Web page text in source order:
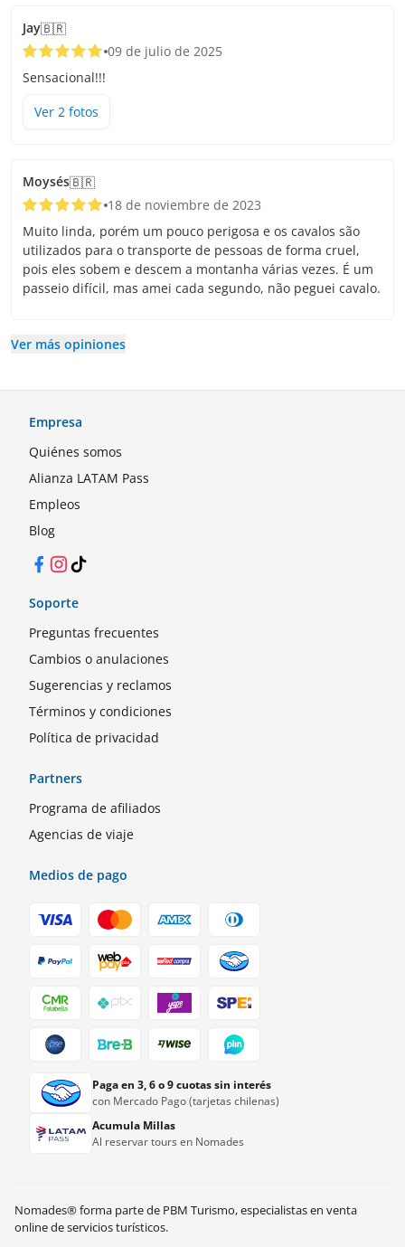
Jay🇧🇷
09 de julio de 2025
Sensacional!!!
Ver 2 fotos
Moysés🇧🇷
18 de noviembre de 2023
Muito linda, porém um pouco perigosa e os cavalos são
utilizados para o transporte de pessoas de forma cruel,
pois eles sobem e descem a montanha várias vezes. É um
passeio difícil, mas amei cada segundo, não peguei cavalo.
Ver más opiniones
S/75.00 Ver disponibilidad
Empresa
Quiénes somos
Alianza LATAM Pass
Empleos
Blog
Facebook
Instagram
TikTok
Soporte
Preguntas frecuentes
Cambios o anulaciones
Sugerencias y reclamos
Términos y condiciones
Política de privacidad
Partners
Programa de afiliados
Agencias de viaje
Medios de pago
Paga en 3, 6 o 9 cuotas sin interés
con Mercado Pago (tarjetas chilenas)
Acumula Millas
Al reservar tours en Nomades
Nomades® forma parte de PBM Turismo, especialistas en venta
online de servicios turísticos.